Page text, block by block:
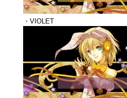
・VIOLET